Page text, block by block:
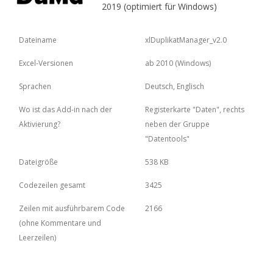
2019 (optimiert für Windows)
Dateiname xlDuplikatManager_v2.0
Excel-Versionen ab 2010 (Windows)
Sprachen Deutsch, Englisch
Wo ist das Add-in nach der
Aktivierung?
Registerkarte "Daten", rechts
neben der Gruppe
"Datentools"
Dateigröße 538 KB
Codezeilen gesamt 3425
Zeilen mit ausführbarem Code
(ohne Kommentare und
Leerzeilen)
2166